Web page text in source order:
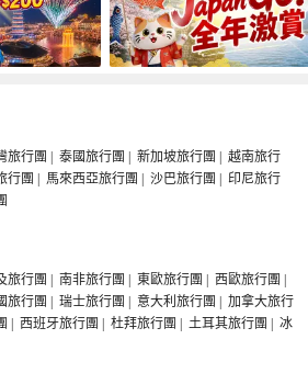
旅行團 | 泰國旅行團 | 新加坡旅行團 | 越南旅行
行團 | 馬來西亞旅行團 | 沙巴旅行團 | 印尼旅行
旅行團 | 南非旅行團 | 東歐旅行團 | 西歐旅行團 |
旅行團 | 瑞士旅行團 | 意大利旅行團 | 加拿大旅行
| 西班牙旅行團 | 杜拜旅行團 | 土耳其旅行團 | 冰